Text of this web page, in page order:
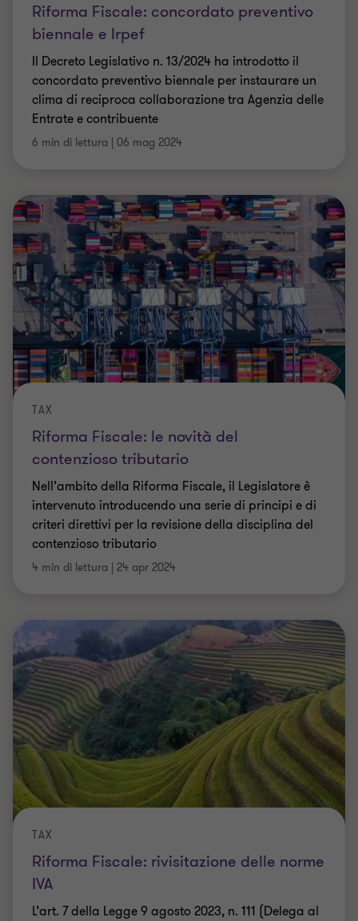
Riforma Fiscale: concordato preventivo
biennale e Irpef
Il Decreto Legislativo n. 13/2024 ha introdotto il
concordato preventivo biennale per instaurare un
clima di reciproca collaborazione tra Agenzia delle
Entrate e contribuente
6 min di lettura | 06 mag 2024
Riforma Fiscale: le novità del
contenzioso tributario
TAX
Nell’ambito della Riforma Fiscale, il Legislatore è
intervenuto introducendo una serie di principi e di
criteri direttivi per la revisione della disciplina del
contenzioso tributario
4 min di lettura | 24 apr 2024
Riforma Fiscale: rivisitazione delle norme
IVA
TAX
L’art. 7 della Legge 9 agosto 2023, n. 111 (Delega al